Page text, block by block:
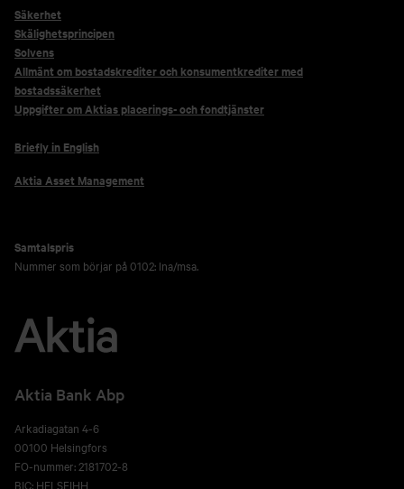
Säkerhet
Skälighetsprincipen
Solvens
Allmänt om bostadskrediter och konsumentkrediter med
bostadssäkerhet
Uppgifter om Aktias placerings- och fondtjänster
Briefly in English
Aktia Asset Management
Samtalspris
Nummer som börjar på 0102: lna/msa.
Aktia Bank Abp
Arkadiagatan 4-6
00100 Helsingfors
FO-nummer: 2181702-8
BIC: HELSFIHH